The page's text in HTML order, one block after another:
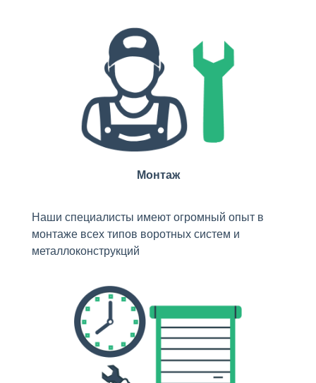
Монтаж
Наши специалисты имеют огромный опыт в
монтаже всех типов воротных систем и
металлоконструкций